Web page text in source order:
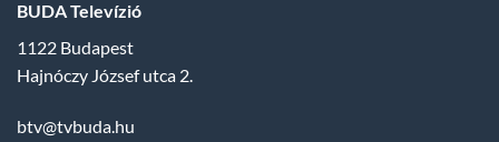
BUDA Televízió
1122 Budapest
Hajnóczy József utca 2.
btv@tvbuda.hu